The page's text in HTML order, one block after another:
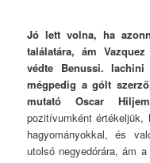
Jó lett volna, ha
találatára, ám
védte Benussi. Iachini
mégpedig a gólt
mutató Oscar
pozitívumként
hagyományokkal, és
utolsó negyedórára, ám